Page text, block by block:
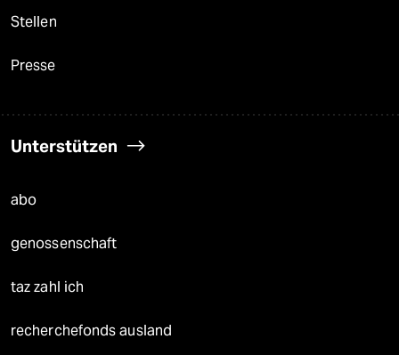
Stellen
Presse
Unterstützen
abo
genossenschaft
taz zahl ich
recherchefonds ausland